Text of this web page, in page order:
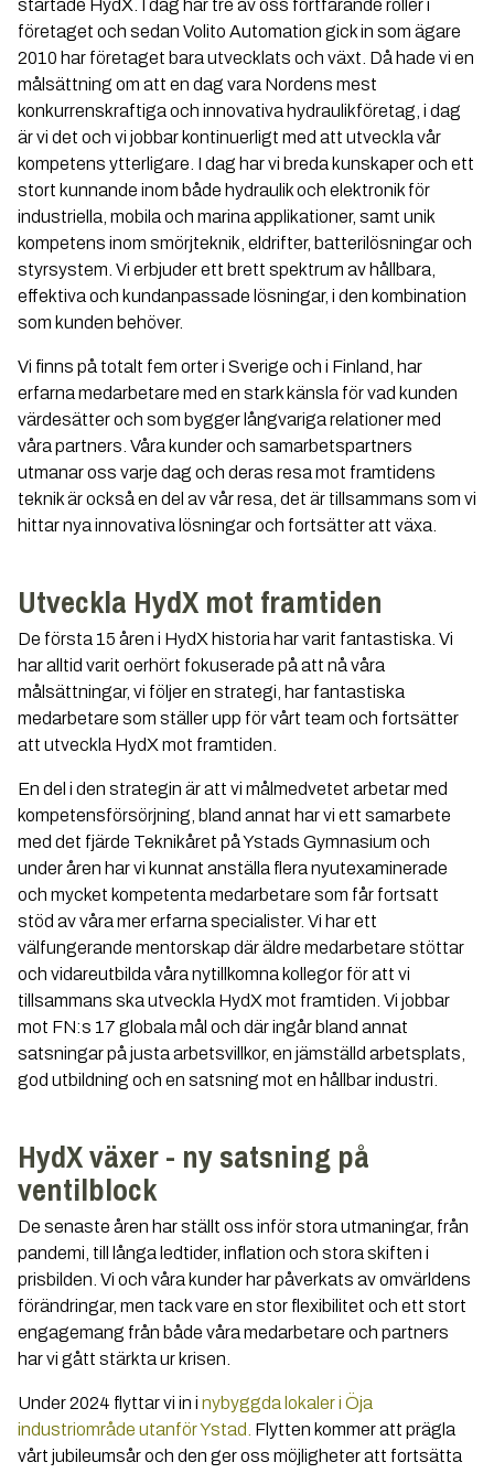
startade HydX. I dag har tre av oss fortfarande roller i
företaget och sedan Volito Automation gick in som ägare
2010 har företaget bara utvecklats och växt. Då hade vi en
målsättning om att en dag vara Nordens mest
konkurrenskraftiga och innovativa hydraulikföretag, i dag
är vi det och vi jobbar kontinuerligt med att utveckla vår
kompetens ytterligare. I dag har vi breda kunskaper och ett
stort kunnande inom både hydraulik och elektronik för
industriella, mobila och marina applikationer, samt unik
kompetens inom smörjteknik, eldrifter, batterilösningar och
styrsystem. Vi erbjuder ett brett spektrum av hållbara,
effektiva och kundanpassade lösningar, i den kombination
som kunden behöver.
Vi finns på totalt fem orter i Sverige och i Finland, har
erfarna medarbetare med en stark känsla för vad kunden
värdesätter och som bygger långvariga relationer med
våra partners. Våra kunder och samarbetspartners
utmanar oss varje dag och deras resa mot framtidens
teknik är också en del av vår resa, det är tillsammans som vi
hittar nya innovativa lösningar och fortsätter att växa.
Utveckla HydX mot framtiden
De första 15 åren i HydX historia har varit fantastiska. Vi
har alltid varit oerhört fokuserade på att nå våra
målsättningar, vi följer en strategi, har fantastiska
medarbetare som ställer upp för vårt team och fortsätter
att utveckla HydX mot framtiden.
En del i den strategin är att vi målmedvetet arbetar med
kompetensförsörjning, bland annat har vi ett samarbete
med det fjärde Teknikåret på Ystads Gymnasium och
under åren har vi kunnat anställa flera nyutexaminerade
och mycket kompetenta medarbetare som får fortsatt
stöd av våra mer erfarna specialister. Vi har ett
välfungerande mentorskap där äldre medarbetare stöttar
och vidareutbilda våra nytillkomna kollegor för att vi
tillsammans ska utveckla HydX mot framtiden. Vi jobbar
mot FN:s 17 globala mål och där ingår bland annat
satsningar på justa arbetsvillkor, en jämställd arbetsplats,
god utbildning och en satsning mot en hållbar industri.
HydX växer - ny satsning på
ventilblock
De senaste åren har ställt oss inför stora utmaningar, från
pandemi, till långa ledtider, inflation och stora skiften i
prisbilden. Vi och våra kunder har påverkats av omvärldens
förändringar, men tack vare en stor flexibilitet och ett stort
engagemang från både våra medarbetare och partners
har vi gått stärkta ur krisen.
Under 2024 flyttar vi in i nybyggda lokaler i Öja
industriområde utanför Ystad. Flytten kommer att prägla
vårt jubileumsår och den ger oss möjligheter att fortsätta